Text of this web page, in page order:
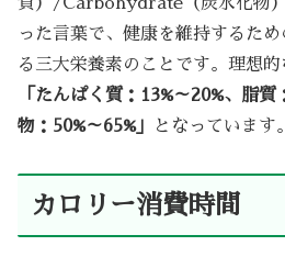
質）/Carbohydrate（炭水化物
った言葉で、健康を維持するた
る三大栄養素のことです。理想
「たんぱく質：13%～20%、脂
物：50%～65%」
となっています。
カロリー消費時間